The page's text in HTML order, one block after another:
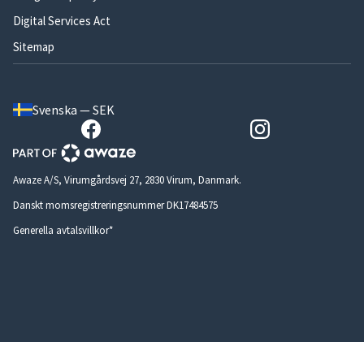
Digital Services Act
Sitemap
Svenska — SEK
Awaze A/S, Virumgårdsvej 27, 2830 Virum, Danmark.
Danskt momsregistreringsnummer DK17484575
Generella avtalsvillkor*